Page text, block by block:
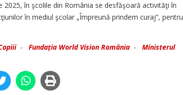
în şcolile din România se desfăşoară activităţi în
în mediul şcolar „Împreună prindem curaj”, pentru
- Fundația World Vision România - Ministerul